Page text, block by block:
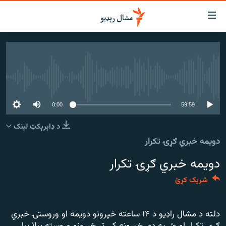
د
لاسرسي
ځای
لاړ
ته
لاړ
ته
بلوچستان
افغانستان
نړۍ
ځانګړې مرکې، شننې
اوونیزې خپرونې
0:00 59:59
د ډاېرېکټ لېنک
دویمه خبري ګړۍ تکرار
دویمه خبري ګړۍ تکرار
شریک کړئ
دلته د مشال راډیو د ۱۴ ساعته خپرونو دویمه او وروستۍ خبري